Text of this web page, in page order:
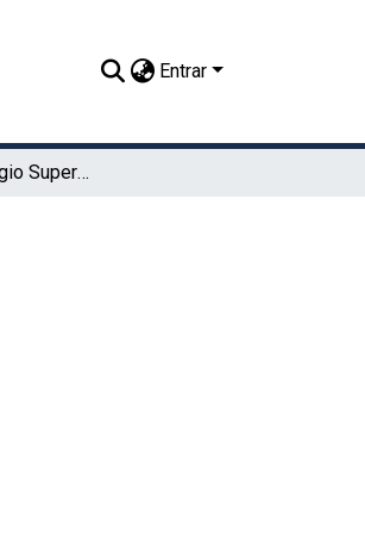
Entrar
Relatório de Estágio Supervisionado Obrigatório